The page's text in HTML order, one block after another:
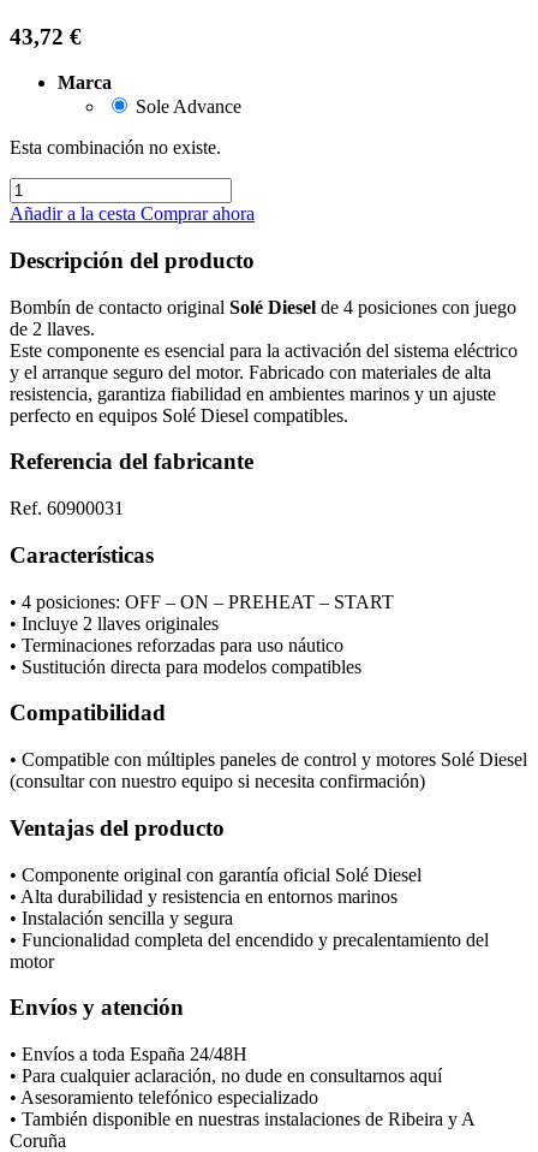
43,72 €
Marca
Sole Advance
Esta combinación no existe.
Añadir a la cesta Comprar ahora
Descripción del producto
Bombín de contacto original Solé Diesel de 4 posiciones con juego
de 2 llaves.
Este componente es esencial para la activación del sistema eléctrico
y el arranque seguro del motor. Fabricado con materiales de alta
resistencia, garantiza fiabilidad en ambientes marinos y un ajuste
perfecto en equipos Solé Diesel compatibles.
Referencia del fabricante
Ref. 60900031
Características
• 4 posiciones: OFF – ON – PREHEAT – START
• Incluye 2 llaves originales
• Terminaciones reforzadas para uso náutico
• Sustitución directa para modelos compatibles
Compatibilidad
• Compatible con múltiples paneles de control y motores Solé Diesel
(consultar con nuestro equipo si necesita confirmación)
Ventajas del producto
• Componente original con garantía oficial Solé Diesel
• Alta durabilidad y resistencia en entornos marinos
• Instalación sencilla y segura
• Funcionalidad completa del encendido y precalentamiento del
motor
Envíos y atención
• Envíos a toda España 24/48H
• Para cualquier aclaración, no dude en consultarnos aquí
• Asesoramiento telefónico especializado
• También disponible en nuestras instalaciones de Ribeira y A
Coruña